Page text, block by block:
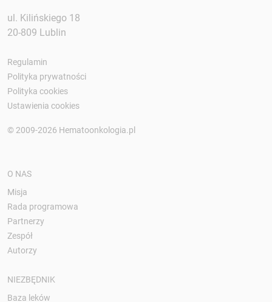
ul. Kilińskiego 18
20-809 Lublin
Regulamin
Polityka prywatności
Polityka cookies
Ustawienia cookies
© 2009-2026 Hematoonkologia.pl
O NAS
Misja
Rada programowa
Partnerzy
Zespół
Autorzy
NIEZBĘDNIK
Baza leków